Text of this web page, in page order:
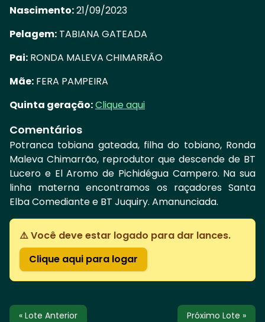
Nascimento:21/09/2023
Pelagem: TABIANA GATEADA
Pai: RONDA MALEVA CHIMARRÃO
Mãe: FERA PAMPEIRA
Quinta geração:Clique aqui
Comentários
Potranca tobiana gateada, filha do tobiano, Ronda
Maleva Chimarrão, reprodutor que descende de BT
Lucero e El Aromo de Pichidégua Campero. Na sua
linha materna encontramos os raçadores Santa
Elba Comediante e BT Juquiry. Amanunciada.
⚠️ Você deve estar logado para dar lances.
Clique aqui para logar
« Lote Anterior Próximo Lote »